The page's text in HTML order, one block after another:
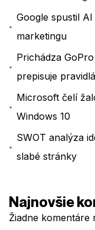
Google spustil
marketingu
Prichádza
prepisuje
Microsoft čelí
Windows 10
SWOT analýza
slabé stránky
Najnovšie
Žiadne komentáre